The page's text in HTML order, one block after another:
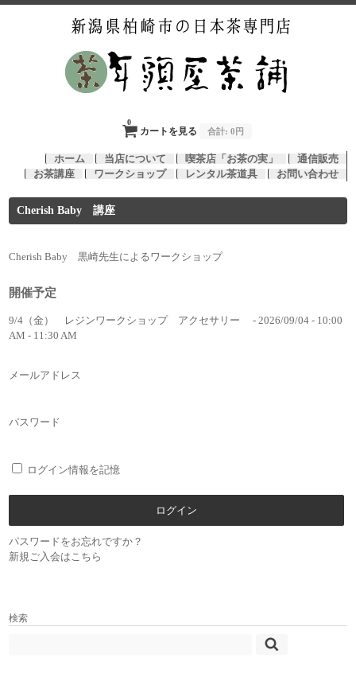
カートを見る
0
合計: 0円
ホーム 当店について 喫茶店「お茶の実」
通信販売
お茶講座
ワークショップ レンタル茶道具 お問い合わせ
Cherish Baby 講座
Cherish Baby 黒崎先生によるワークショップ
開催予定
9/4（金） レジンワークショップ アクセサリー
- 2026/09/04 - 10:00
AM - 11:30 AM
メールアドレス
パスワード
ログイン情報を記憶
パスワードをお忘れですか？
新規ご入会はこちら
検索